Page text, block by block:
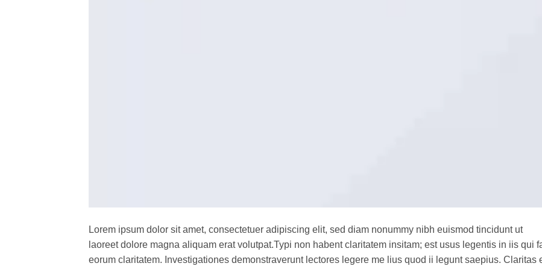
Lorem ipsum dolor sit amet, consectetuer adipiscing elit, sed diam nonummy nibh euismod tincidunt ut
laoreet dolore magna aliquam erat volutpat.Typi non habent claritatem insitam; est usus legentis in iis qui
eorum claritatem. Investigationes demonstraverunt lectores legere me lius quod ii legunt saepius. Claritas